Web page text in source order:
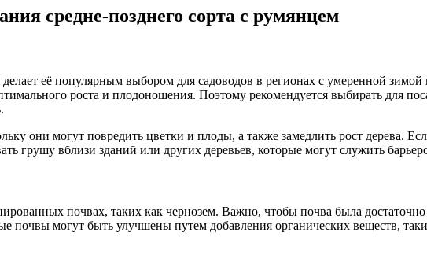
средне-позднего сорта с румянцем
её популярным выбором для садоводов в регионах с умеренной
роста и плодоношения. Поэтому рекомендуется выбирать для
они могут повредить цветки и плоды, а также замедлить рост дерева.
грушу вблизи зданий или других деревьев, которые могут служить
почвах, таких как чернозем. Важно, чтобы почва была
почвы могут быть улучшены путем добавления органических веществ,